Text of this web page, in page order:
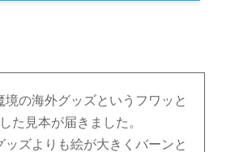
境の海外グッズというフワッと
した見本が届きました。
ッズよりも絵が大きくバーンと